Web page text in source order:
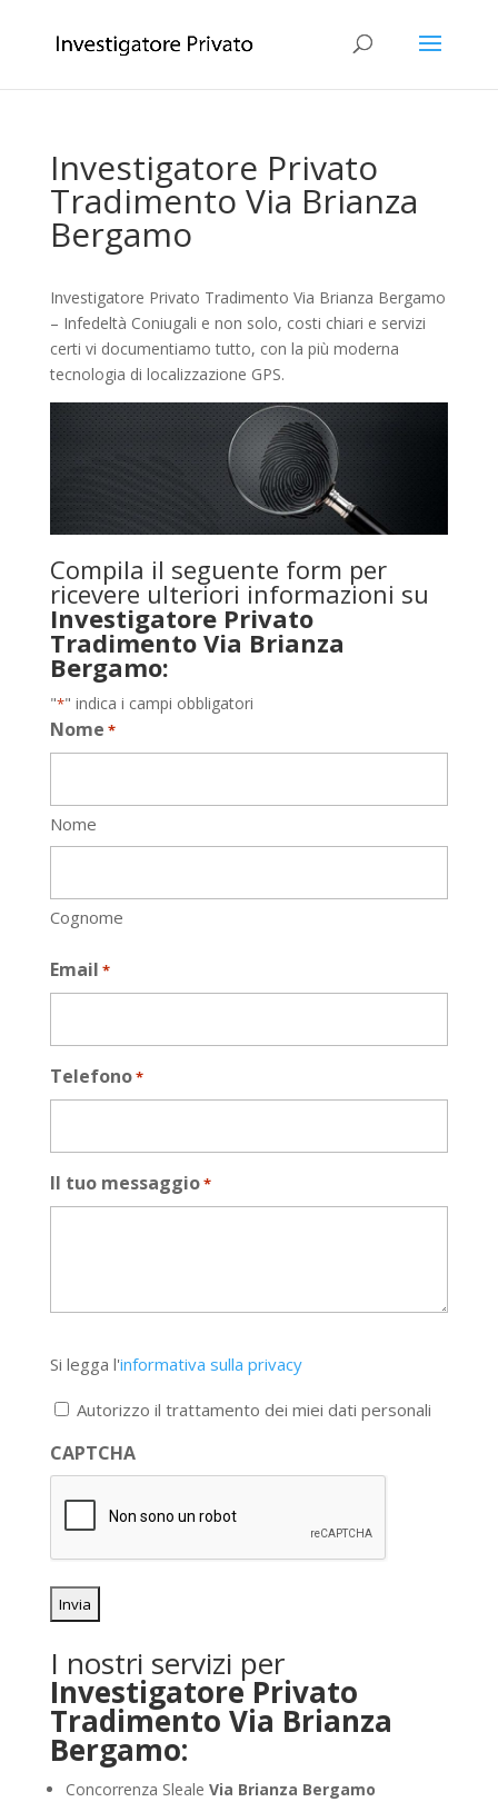
Investigatore Privato
Tradimento Via Brianza
Bergamo
Investigatore Privato Tradimento Via Brianza Bergamo
– Infedeltà Coniugali e non solo, costi chiari e servizi
certi vi documentiamo tutto, con la più moderna
tecnologia di localizzazione GPS.
Compila il seguente form per
ricevere ulteriori informazioni su
Investigatore Privato
Tradimento Via Brianza
Bergamo:
"*" indica i campi obbligatori
Nome *
Nome
Cognome
Email *
Telefono*
Il tuo messaggio*
legga
l'informativa
privacy
*
Si legga l'informativa sulla privacy
Autorizzo il trattamento dei miei dati personali
CAPTCHA
I nostri servizi per
Investigatore Privato
Tradimento Via Brianza
Bergamo:
Concorrenza Sleale Via Brianza Bergamo